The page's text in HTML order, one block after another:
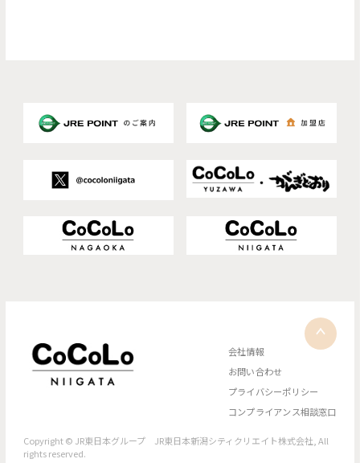
会社情報
お問い合わせ
プライバシーポリシー
コンプライアンス相談窓口
Copyright © JR東日本グループ JR東日本新潟シティクリエイト株式会社, All
rights reserved.